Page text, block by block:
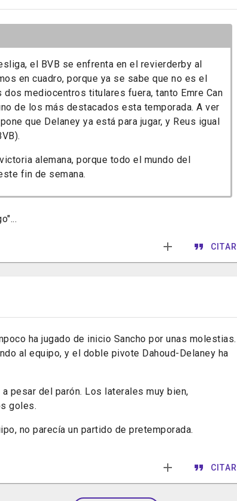
el BVB se enfrenta en el revierderby al
en cuadro, porque ya se sabe que no es el
mediocentros titulares fuera, tanto Emre Can
de los más destacados esta temporada. A ver
que Delaney ya está para jugar, y Reus igual
alemana, porque todo el mundo del
fin de semana.
CITAR
ha jugado de inicio Sancho por unas molestias.
al equipo, y el doble pivote Dahoud-Delaney ha
pesar del parón. Los laterales muy bien,
goles.
no parecía un partido de pretemporada.
CITAR